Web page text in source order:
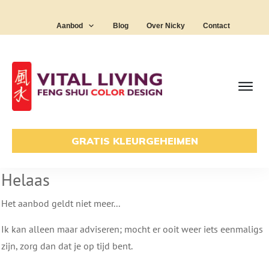
Aanbod Blog Over Nicky Contact
GRATIS KLEURGEHEIMEN
Helaas
Het aanbod geldt niet meer...
Ik kan alleen maar adviseren; mocht er ooit weer iets eenmaligs
zijn, zorg dan dat je op tijd bent.